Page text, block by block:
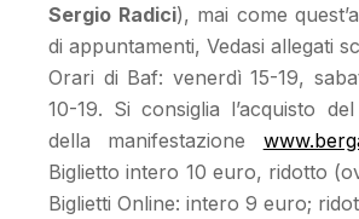
Sergio Radici), mai come
di appuntamenti, Vedasi allegati
Orari di Baf: venerdì 15-19,
10-19. Si consiglia l’acquisto
della manifestazione
Biglietto intero 10 euro, ridotto
Biglietti Online: intero 9 euro;